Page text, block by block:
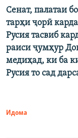
Сенат, палатаи
тарҳи ҷорӣ
Русия тасвиб
раиси ҷумҳур
медиҳад, ки ба
Русия то сад
Идома